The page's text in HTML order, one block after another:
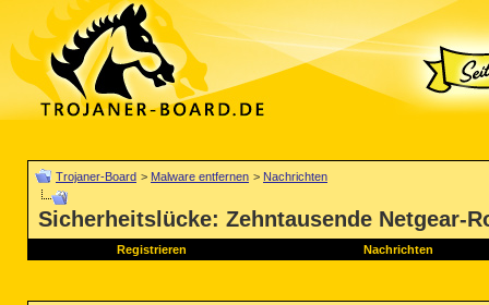
Trojaner-Board > Malware entfernen > Nachrichten
Sicherheitslücke: Zehntausende Netgear-
Registrieren Nachrichten